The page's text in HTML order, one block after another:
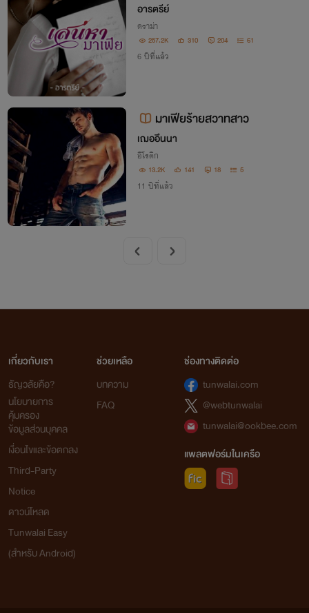
อารตรีย์
ดราม่า
257.2K 310 204 61
6 ปีที่แล้ว
มาเฟียร้ายสวาทสาว
เฌออึนนา
อีโรติก
13.2K 141 18 5
11 ปีที่แล้ว
เกี่ยวกับเรา
ธัญวลัยคือ?
นโยบายการ
คุ้มครอง
ข้อมูลส่วนบุคคล
เงื่อนไขและข้อตกลง
Third-Party
Notice
ดาวน์โหลด
Tunwalai Easy
(สำหรับ Android)
ช่วยเหลือ
บทความ
FAQ
ช่องทางติดต่อ
tunwalai.com
@webtunwalai
tunwalai@ookbee.com
แพลตฟอร์มในเครือ